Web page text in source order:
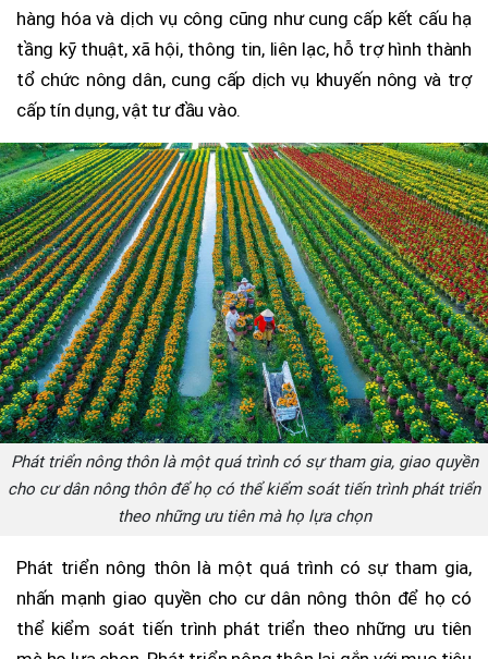
hàng hóa và dịch vụ công cũng như cung cấp kết cấu hạ
tầng kỹ thuật, xã hội, thông tin, liên lạc, hỗ trợ hình thành
tổ chức nông dân, cung cấp dịch vụ khuyến nông và trợ
cấp tín dụng, vật tư đầu vào.
Phát triển nông thôn là một quá trình có sự tham gia, giao quyền
cho cư dân nông thôn để họ có thể kiểm soát tiến trình phát triển
theo những ưu tiên mà họ lựa chọn
Phát triển nông thôn là một quá trình có sự tham gia,
nhấn mạnh giao quyền cho cư dân nông thôn để họ có
thể kiểm soát tiến trình phát triển theo những ưu tiên